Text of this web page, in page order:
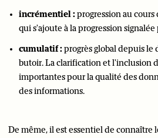
incrémentiel : progression au
qui s'ajoute à la progression
cumulatif : progrès global depuis le
butoir. La clarification et l'inclusion
importantes pour la qualité des
des informations.
De même, il est essentiel de connaître